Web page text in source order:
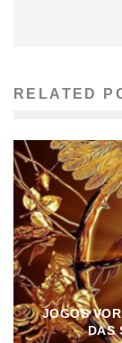
RELATED
JOGOS
DAS